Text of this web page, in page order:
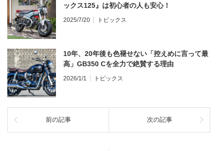
ックス125』は初心者の人も安心！
2025/7/20 トピックス
10年、20年後も色褪せない「控えめに言って最
高」GB350 Cを全力で絶賛する理由
2026/1/1 トピックス
前の記事 次の記事